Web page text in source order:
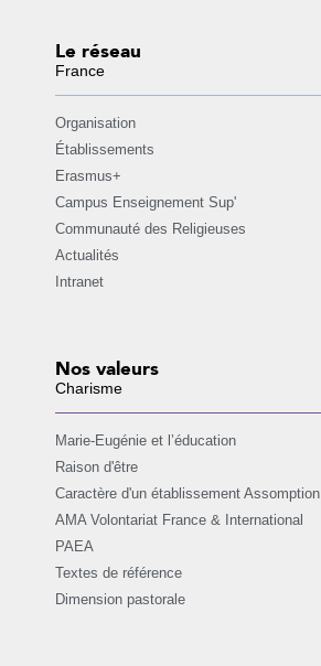
Le réseau
France
Organisation
Établissements
Erasmus+
Campus Enseignement Sup'
Communauté des Religieuses
Actualités
Intranet
Nos valeurs
Charisme
Marie-Eugénie et l’éducation
Raison d'être
Caractère d'un établissement Assomption
AMA Volontariat France & International
PAEA
Textes de référence
Dimension pastorale